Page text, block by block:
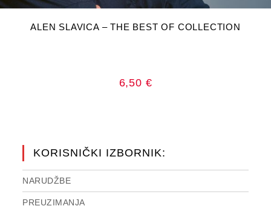
ALEN SLAVICA – THE BEST OF COLLECTION
6,50 €
KORISNIČKI IZBORNIK:
NARUDŽBE
PREUZIMANJA